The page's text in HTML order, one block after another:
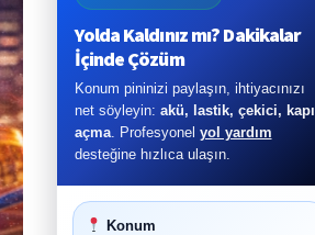
Yolda Kaldınız mı? Dakikalar
İçinde Çözüm
Konum pininizi paylaşın, ihtiyacınızı
net söyleyin: akü, lastik, çekici, kapı
açma. Profesyonel yol yardım
desteğine hızlıca ulaşın.
Konum